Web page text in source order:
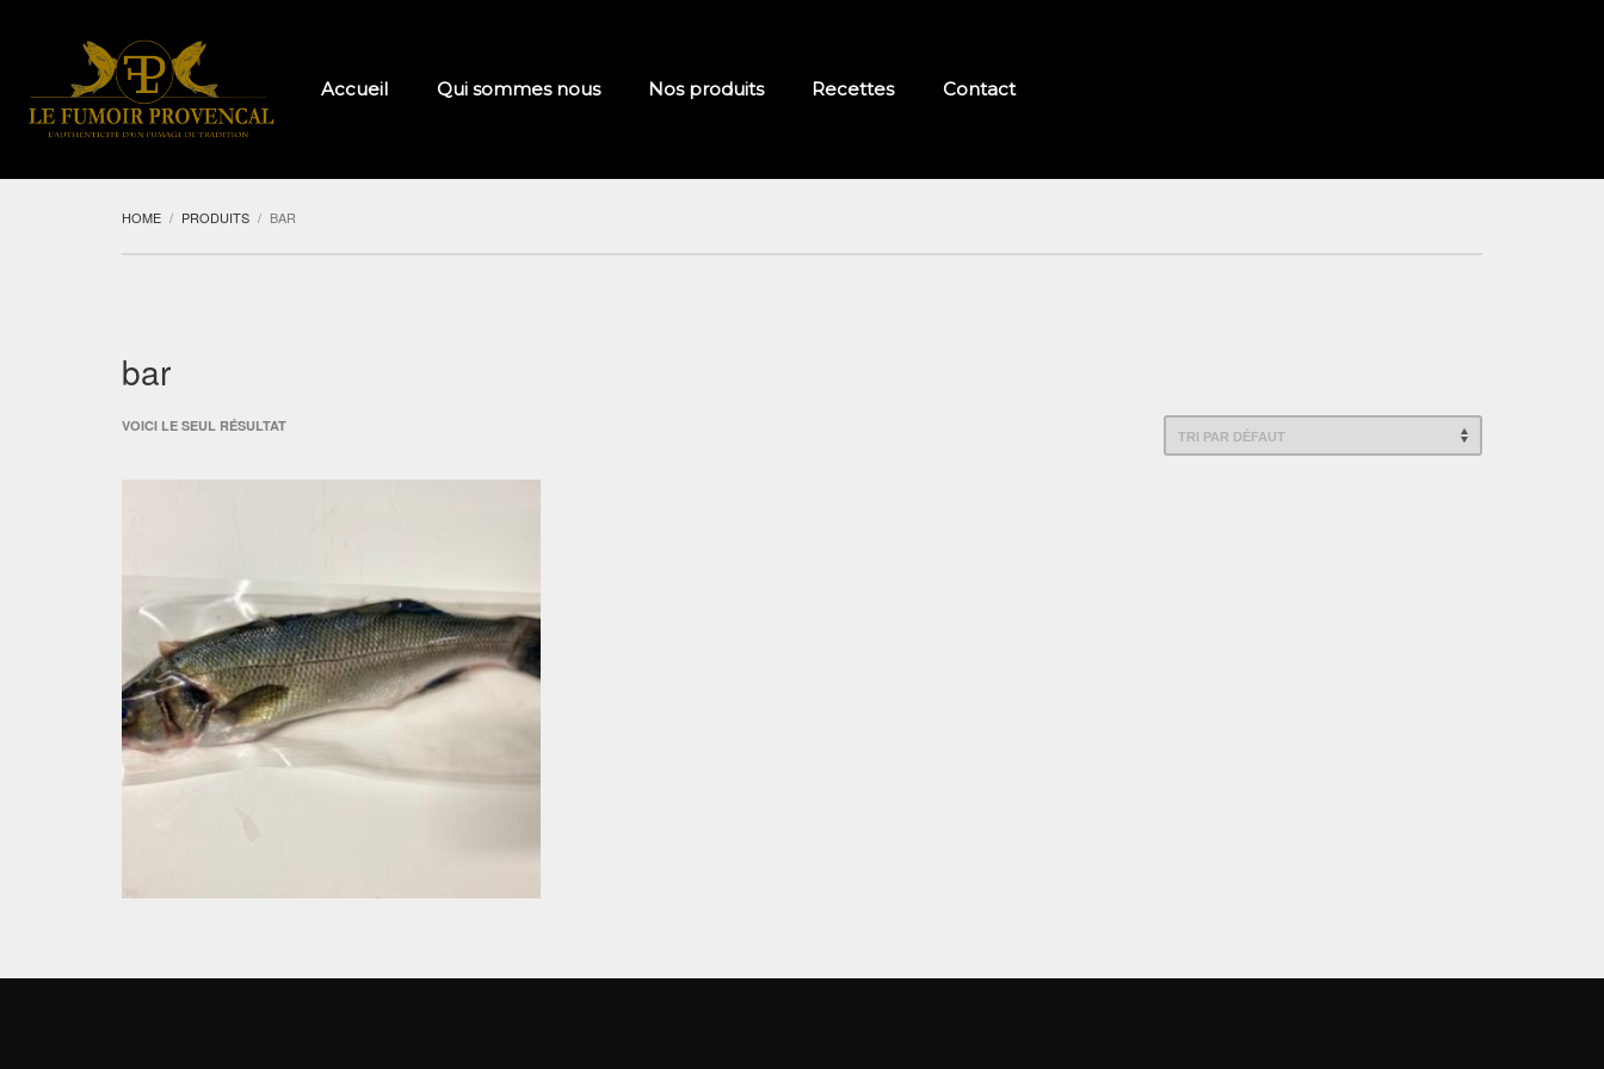
Accueil Qui sommes nous Nos produits Recettes Contact
HOME PRODUITS BAR
bar
VOICI LE SEUL RÉSULTAT